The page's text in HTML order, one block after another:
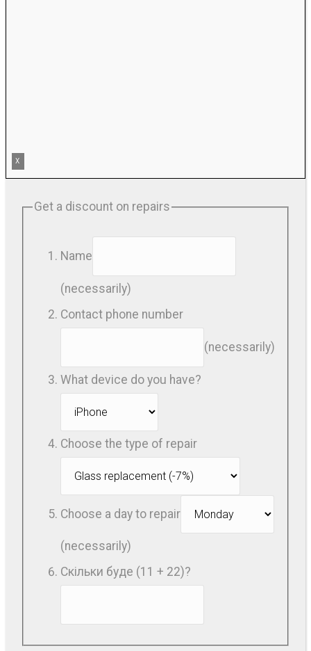
X
Get a discount on repairs
Name
(necessarily)
Contact phone number
(necessarily)
What device do you have?
Choose the type of repair
Choose a day to repair
(necessarily)
Скільки буде (11 + 22)?